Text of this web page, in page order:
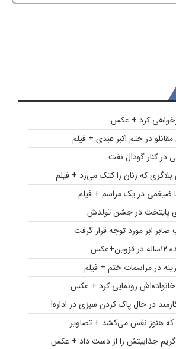
کرد + عکس
در ختم اکبر عبدی + فیلم
کنار گودال نفت
که زنان را کتک می‌زد + فیلم
ضیغمی در یک مراسم + فیلم
پایتخت در جشن تولدش
ابر مورد توجه قرار گرفت
در مراسمات ختم + فیلم
خانواده‌اش رونمایی کرد + عکس
در حال پاک کردن سبزی در اداره!
که هنوز نفس می‌کشد + تصاویر
گریم جذابیتش را از دست داد + عکس